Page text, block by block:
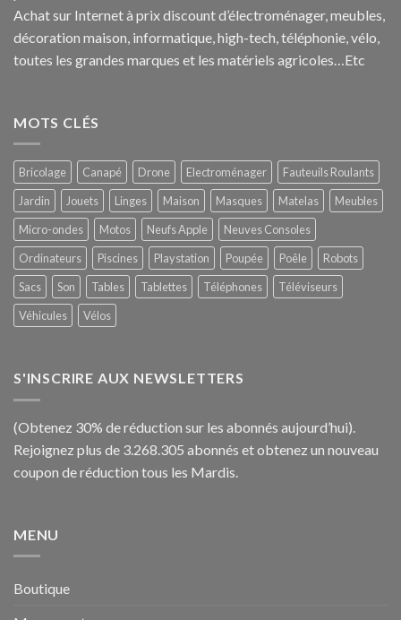
Achat sur Internet à prix discount d’électroménager, meubles,
décoration maison, informatique, high-tech, téléphonie, vélo,
toutes les grandes marques et les matériels agricoles…Etc
MOTS CLÉS
Bricolage Canapé Drone Electroménager
Fauteuils Roulants
Jardin
Jouets Linges Maison Masques Matelas
Meubles
Micro-ondes
Motos Neufs Apple
Neuves Consoles
Ordinateurs
Piscines Playstation Poupée Poêle
Robots
Sacs
Son Tables Tablettes Téléphones
Téléviseurs
Véhicules
Vélos
S'INSCRIRE AUX NEWSLETTERS
(Obtenez 30% de réduction sur les abonnés aujourd’hui).
Rejoignez plus de 3.268.305 abonnés et obtenez un nouveau
coupon de réduction tous les Mardis.
MENU
Boutique